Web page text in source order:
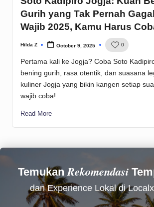
Gurih yang Tak Pernah
Wajib 2025, Kamu Harus
Posted
Hilda Z October 9, 2025 0
Pertama kali ke Jogja? Coba Soto
bening gurih, rasa otentik, dan suasana
kuliner Jogja yang bikin kangen setiap
wajib coba!
Read More
TemukanRekomendasi
dan Experience Lokal di